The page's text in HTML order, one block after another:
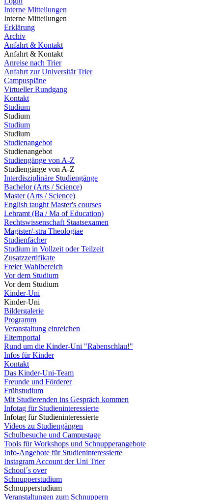
Interne Mitteilungen
Interne Mitteilungen
Erklärung
Archiv
Anfahrt & Kontakt
Anfahrt & Kontakt
Anreise nach Trier
Anfahrt zur Universität Trier
Campuspläne
Virtueller Rundgang
Kontakt
Studium
Studium
Studium
Studium
Studienangebot
Studienangebot
Studiengänge von A-Z
Studiengänge von A-Z
Interdisziplinäre Studiengänge
Bachelor (Arts / Science)
Master (Arts / Science)
English taught Master's courses
Lehramt (Ba / Ma of Education)
Rechtswissenschaft Staatsexamen
Magister/-stra Theologiae
Studienfächer
Studium in Vollzeit oder Teilzeit
Zusatzzertifikate
Freier Wahlbereich
Vor dem Studium
Vor dem Studium
Kinder-Uni
Kinder-Uni
Bildergalerie
Programm
Veranstaltung einreichen
Elternportal
Rund um die Kinder-Uni "Rabenschlau!"
Infos für Kinder
Kontakt
Das Kinder-Uni-Team
Freunde und Förderer
Frühstudium
Mit Studierenden ins Gespräch kommen
Infotag für Studieninteressierte
Infotag für Studieninteressierte
Videos zu Studiengängen
Schulbesuche und Campustage
Tools für Workshops und Schnupperangebote
Info-Angebote für Studieninteressierte
Instagram Account der Uni Trier
School´s over
Schnupperstudium
Schnupperstudium
Veranstaltungen zum Schnuppern